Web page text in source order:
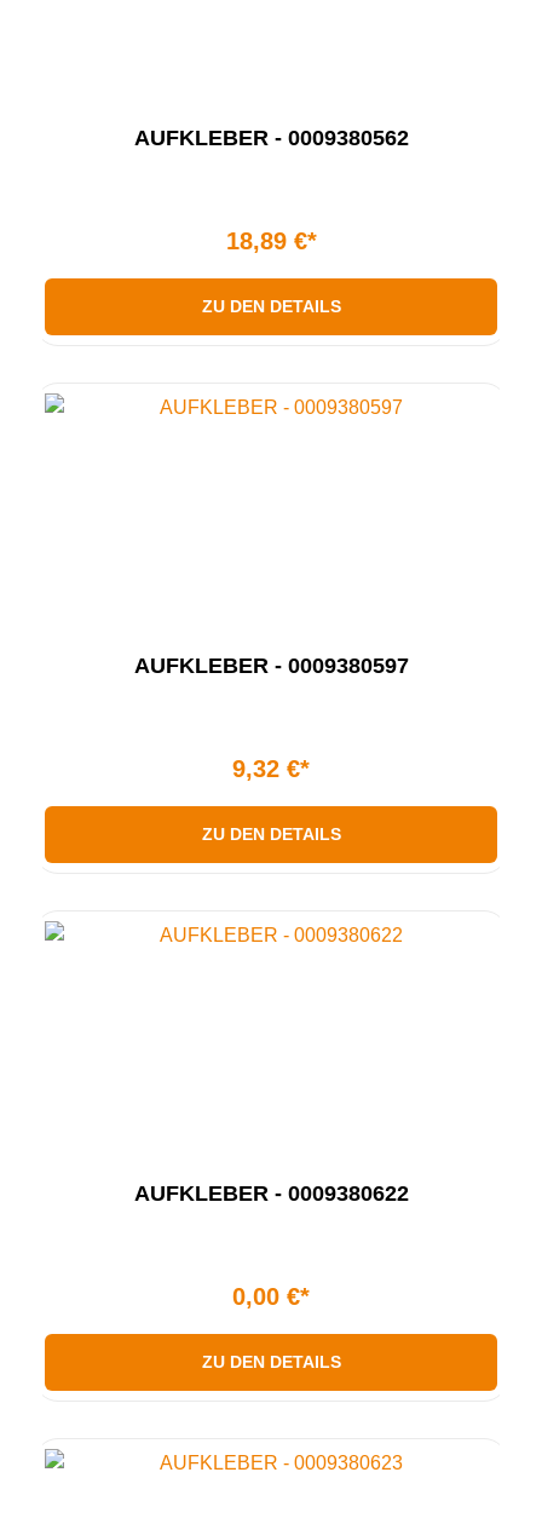
AUFKLEBER - 0009380562
18,89 €*
ZU DEN DETAILS
AUFKLEBER - 0009380597
9,32 €*
ZU DEN DETAILS
AUFKLEBER - 0009380622
0,00 €*
ZU DEN DETAILS